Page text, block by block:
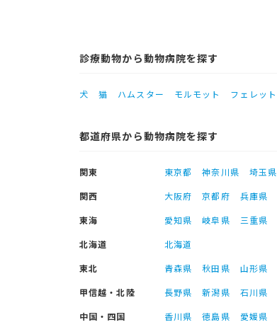
診療動物から動物病院を探す
犬 猫 ハムスター モルモット フェレット
都道府県から動物病院を探す
関東 東京都 神奈川県 埼玉県
関西
大阪府 京都府 兵庫県
東海
愛知県 岐阜県 三重県
北海道
北海道
東北
青森県 秋田県 山形県
甲信越・北陸
長野県 新潟県 石川県
中国・四国
香川県 徳島県 愛媛県